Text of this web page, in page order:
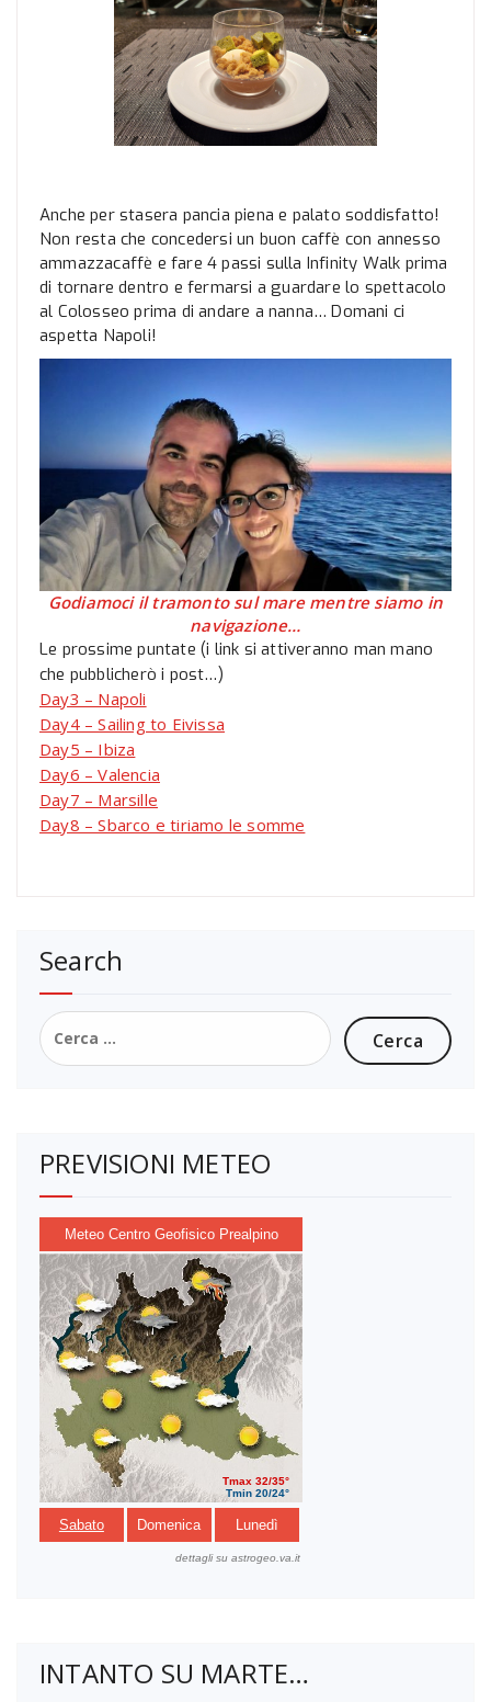
Anche per stasera pancia piena e palato soddisfatto!
Non resta che concedersi un buon caffè con annesso
ammazzacaffè e fare 4 passi sulla Infinity Walk prima
di tornare dentro e fermarsi a guardare lo spettacolo
al Colosseo prima di andare a nanna… Domani ci
aspetta Napoli!
Godiamoci il tramonto sul mare mentre siamo in
navigazione…
Le prossime puntate (i link si attiveranno man mano
che pubblicherò i post…)
Day3 – Napoli
Day4 – Sailing to Eivissa
Day5 – Ibiza
Day6 – Valencia
Day7 – Marsille
Day8 – Sbarco e tiriamo le somme
Search
Ricerca
per:
PREVISIONI METEO
INTANTO SU MARTE…